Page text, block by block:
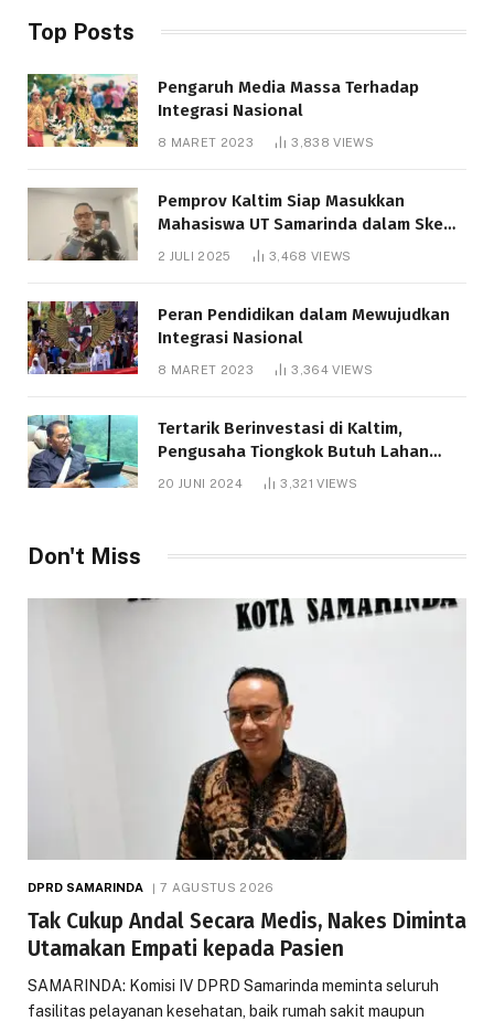
Top Posts
Pengaruh Media Massa Terhadap
Integrasi Nasional
8 MARET 2023 3,838VIEWS
Pemprov Kaltim Siap Masukkan
Mahasiswa UT Samarinda dalam Skema
Bantuan Pendidikan Gratispol
2 JULI 2025 3,468 VIEWS
Peran Pendidikan dalam Mewujudkan
Integrasi Nasional
8 MARET 2023 3,364VIEWS
Tertarik Berinvestasi di Kaltim,
Pengusaha Tiongkok Butuh Lahan
1.000 Hektare
20 JUNI 2024 3,321VIEWS
Don't Miss
DPRD SAMARINDA 7 AGUSTUS 2026
Tak Cukup Andal Secara Medis, Nakes Diminta
Utamakan Empati kepada Pasien
SAMARINDA: Komisi IV DPRD Samarinda meminta seluruh
fasilitas pelayanan kesehatan, baik rumah sakit maupun